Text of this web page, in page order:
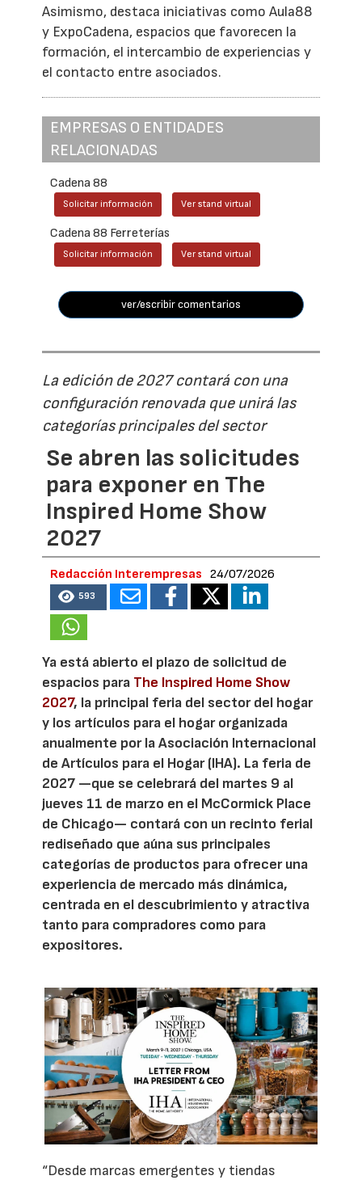
Asimismo, destaca iniciativas como Aula88
y ExpoCadena, espacios que favorecen la
formación, el intercambio de experiencias y
el contacto entre asociados.
EMPRESAS O ENTIDADES
RELACIONADAS
Cadena 88
Solicitar información Ver stand virtual
Cadena 88 Ferreterías
Solicitar información Ver stand virtual
ver/escribir comentarios
La edición de 2027 contará con una
configuración renovada que unirá las
categorías principales del sector
Se abren las solicitudes
para exponer en The
Inspired Home Show
2027
Redacción Interempresas 24/07/2026
593
Ya está abierto el plazo de solicitud de
espacios para The Inspired Home Show
2027, la principal feria del sector del hogar
y los artículos para el hogar organizada
anualmente por la Asociación Internacional
de Artículos para el Hogar (IHA). La feria de
2027 —que se celebrará del martes 9 al
jueves 11 de marzo en el McCormick Place
de Chicago— contará con un recinto ferial
rediseñado que aúna sus principales
categorías de productos para ofrecer una
experiencia de mercado más dinámica,
centrada en el descubrimiento y atractiva
tanto para compradores como para
expositores.
“Desde marcas emergentes y tiendas